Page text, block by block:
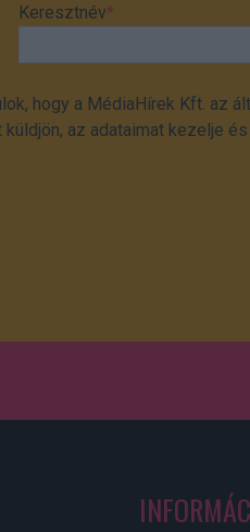
Keresztnév*
hogy a MédiaHírek Kft. az
az adataimat kezelje